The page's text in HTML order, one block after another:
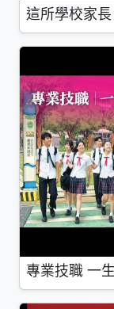
這所學校家
專業技職 一